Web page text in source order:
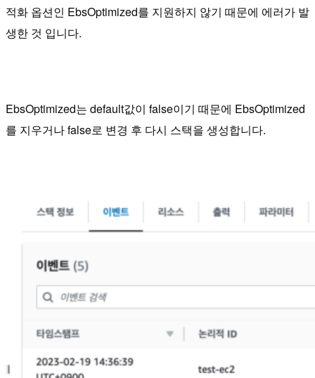
적화 옵션인 EbsOptimized를 지원하지 않기 때문에 에러가 발
생한 것 입니다.
EbsOptimized는 default값이 false이기 때문에 EbsOptimized
를 지우거나 false로 변경 후 다시 스택을 생성합니다.